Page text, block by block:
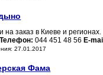
на заказ в Киеве и
Телефон: 044 451 48 56 E-
27.01.2017
Фама